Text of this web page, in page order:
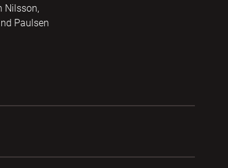
Nilsson,
Paulsen